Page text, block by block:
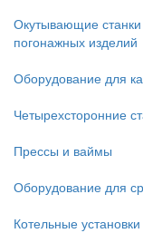
Окутывающие
погонажных изделий
Оборудование для
Четырехсторонние
Прессы и ваймы
Оборудование для
Котельные установки